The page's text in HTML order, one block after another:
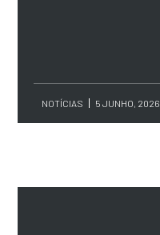
NOTÍCIAS 5 JUNHO, 2026